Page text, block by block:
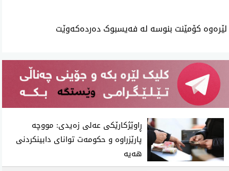
لێرەوە کۆمێنت بنوسە لە فەیسبوک دەردەکەوێت
ڕاوێژکارێکی عەلی زەیدی: مووچە
پارێزراوە و حکومەت توانای دابینکردنی
هەیە